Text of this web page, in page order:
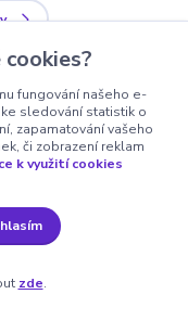
a slevy!
fungování našeho e-
sledování statistik o
zapamatování vašeho
či zobrazení reklam
k využití cookies
zde.